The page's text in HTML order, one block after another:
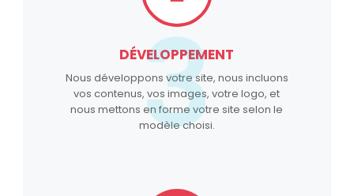
DÉVELOPPEMENT
Nous développons votre site, nous incluons
vos contenus, vos images, votre logo, et
nous mettons en forme votre site selon le
modèle choisi.
3